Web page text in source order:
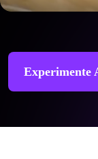
Experimente